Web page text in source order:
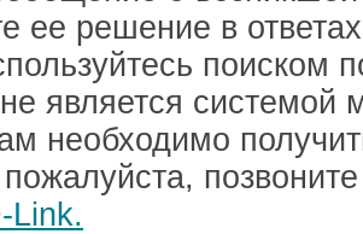
ее решение в
поиском
является системой
необходимо
пожалуйста,
Link.